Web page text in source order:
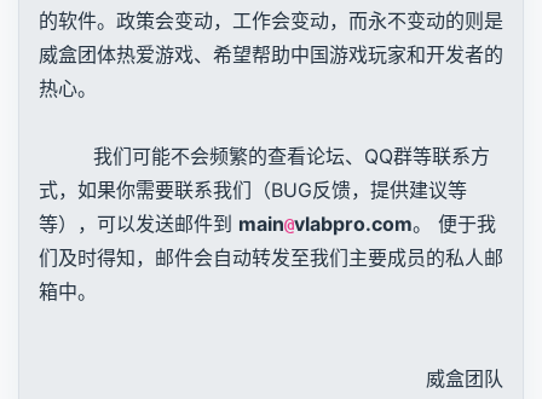
的软件。政策会变动，工作会变动，而永不变动的则是
威盒团体热爱游戏、希望帮助中国游戏玩家和开发者的
热心。
我们可能不会频繁的查看论坛、QQ群等联系方
式，如果你需要联系我们（BUG反馈，提供建议等
等），可以发送邮件到 main@vlabpro.com。 便于我
们及时得知，邮件会自动转发至我们主要成员的私人邮
箱中。
威盒团队